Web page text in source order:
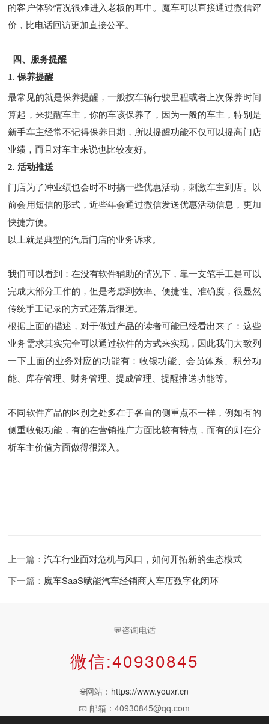
的客户体验情况很难进入老板的耳中。魔车可以直接通过微信评
价，比电话回访更加直接公平。
四、服务提醒
1. 保养提醒
最常见的就是保养提醒，一般按车辆行驶里程或者上次保养时间
算起，来提醒车主，你的车该保养了，因为一般的车主，特别是
新手车主经常不记得保养日期，所以提醒功能不仅可以提高门店
业绩，而且对车主来说也比较友好。
2. 活动推送
门店为了冲业绩也会时不时搞一些优惠活动，刺激车主到店。以
前会用短信的形式，近些年会通过微信发送优惠活动信息，更加
快捷方便。
以上就是典型的汽后门店的业务诉求。
我们可以看到：在没有软件辅助的情况下，靠一支笔手工是可以
完成大部分工作的，但是考虑到效率、便捷性、准确度，很显然
传统手工记录的方式还落后很远。
根据上面的描述，对于做过产品的读者可能已经看出来了：这些
业务需求其实完全可以通过软件的方式来实现，因此我们大致列
一下上面的业务对应的功能有：收银功能、会员体系、积分功
能、库存管理、财务管理、提成管理、提醒推送功能等。
不同软件产品的区别之处多在于各自的侧重点不一样，例如有的
侧重收银功能，有的在营销推广方面比较有特点，而有的则在分
析车主价值方面做得很深入。
上一篇：汽车行业面对危机与风口，如何开拓新的生态模式
下一篇： 魔车SaaS赋能汽车经销商人车店数字化闭环
💬咨询电话
微信:40930845
🌐网站： https://www.youxr.cn
📧 邮箱：40930845@qq.com